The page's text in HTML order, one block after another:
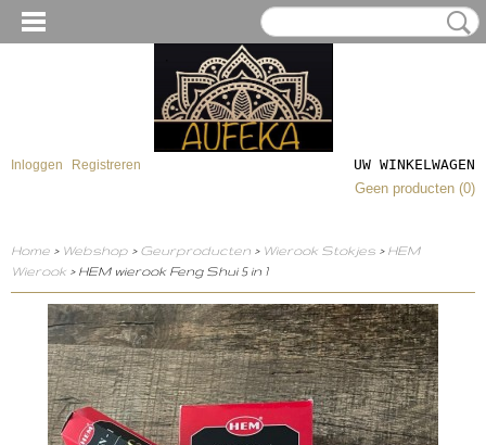
Inloggen Registreren
UW WINKELWAGEN
Geen producten (0)
Home > Webshop > Geurproducten > Wierook Stokjes > HEM
Wierook > HEM wierook Feng Shui 5 in 1